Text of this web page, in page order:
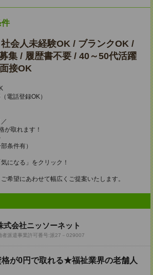
件
会人未経験OK / ブランクOK /
集 / 履歴書不要 / 40～50代活躍
接OK
電話登録OK）
が取れます！
条件有）
になる」をクリック！
希望にあわせて幅広くご提案いたします。
式会社ニッソーネット
者派遣事業許可番号:派27－029007
が0円で取れる★福祉業界の老舗人